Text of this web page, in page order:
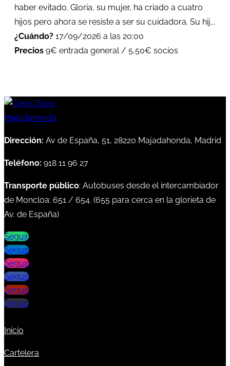
haber evitado. Gloria, su mujer, ha criado a cuatro
hijos pero ahora se resiste a ser su cuidadora. Su hij...
¿Cuándo? 17/09/2026 a las 20:00
Precios 9€ entrada general / 5,50€ socios
Dirección: Av de España, 51, 28220 Majadahonda, Madrid
Teléfono: 918 11 96 27
Transporte público: Autobuses desde el intercambiador
de Moncloa: 651 / 654. (655 para cerca en la glorieta de
Av. de España)
Seguir
Seguir
Seguir
Seguir
Seguir
Seguir
Inicio
Cartelera